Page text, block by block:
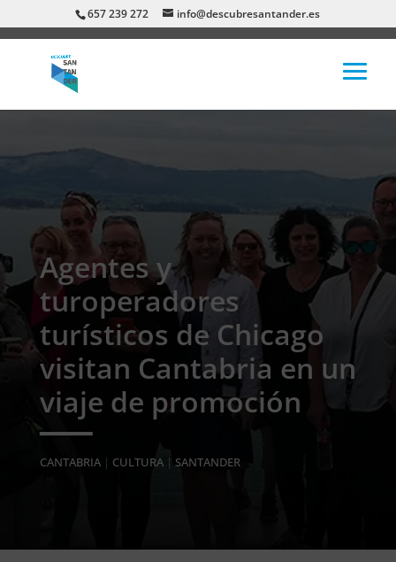
657 239 272 info@descubresantander.es
Agentes y
turoperadores
turísticos de Chicago
visitan Cantabria en un
viaje de promoción
CANTABRIA| CULTURA| SANTANDER